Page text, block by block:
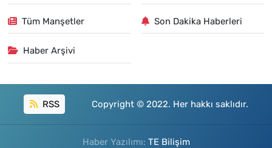
Tüm Manşetler Son Dakika Haberleri
Haber Arşivi
RSS Copyright © 2022. Her hakkı saklıdır.
Haber Yazılımı: TE Bilişim